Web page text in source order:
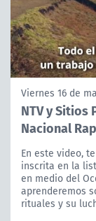
Viernes 16 de
NTV y Sitios
Nacional
En este video,
inscrita en la
en medio del
aprenderemos
rituales y su